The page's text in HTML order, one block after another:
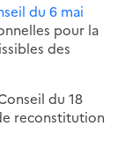
du 6 mai
pour la
des
du 18
reconstitution